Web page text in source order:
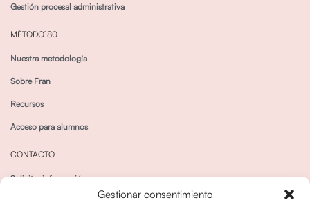
Gestionar consentimiento
Gestión procesal administrativa
MÉTODO180
Nuestra metodología
Sobre Fran
Recursos
Acceso para alumnos
CONTACTO
Solicitar información